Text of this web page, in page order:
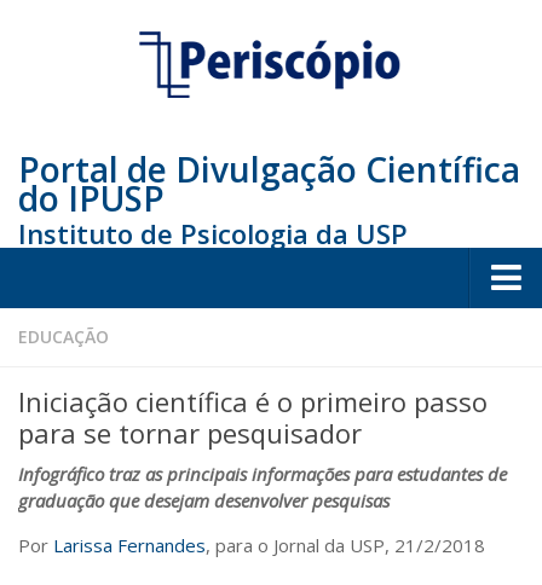
Portal de Divulgação Científica
do IPUSP
Instituto de Psicologia da USP
Home
Educação
Arte e Cultura
Bio
Saúde
EDUCAÇÃO
Iniciação científica é o primeiro passo
para se tornar pesquisador
Infográfico traz as principais informações para estudantes de
graduação que desejam desenvolver pesquisas
Por Larissa Fernandes, para o Jornal da USP, 21/2/2018